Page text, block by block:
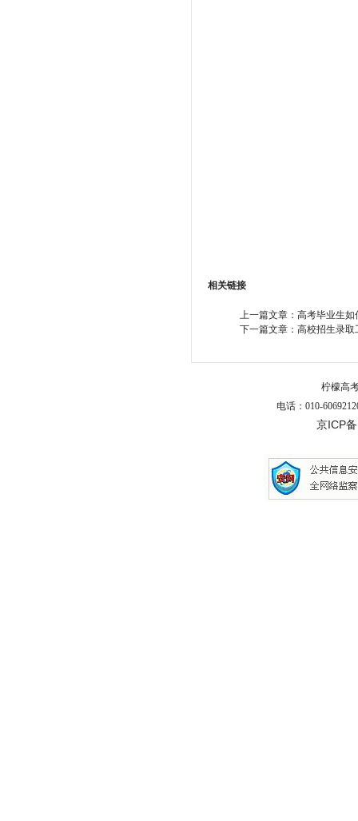
相关链接
上一篇文章： 高考毕业生如
下一篇文章： 高校招生录取
柠檬高
电话：010-
京ICP